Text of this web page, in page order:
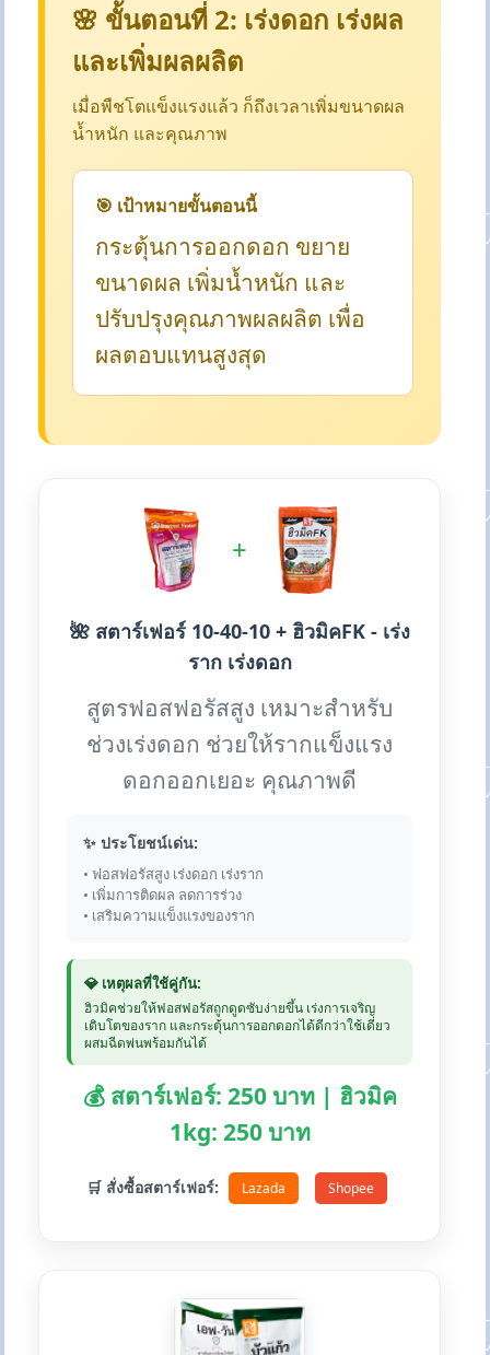
🌸 ขั้นตอนที่ 2: เร่งดอก เร่งผล
และเพิ่มผลผลิต
เมื่อพืชโตแข็งแรงแล้ว ก็ถึงเวลาเพิ่มขนาดผล
น้ำหนัก และคุณภาพ
🎯 เป้าหมายขั้นตอนนี้
กระตุ้นการออกดอก ขยาย
ขนาดผล เพิ่มน้ำหนัก และ
ปรับปรุงคุณภาพผลผลิต เพื่อ
ผลตอบแทนสูงสุด
+
🌺 สตาร์เฟอร์ 10-40-10 + ฮิวมิคFK - เร่ง
ราก เร่งดอก
สูตรฟอสฟอรัสสูง เหมาะสำหรับ
ช่วงเร่งดอก ช่วยให้รากแข็งแรง
ดอกออกเยอะ คุณภาพดี
✨ ประโยชน์เด่น:
• ฟอสฟอรัสสูง เร่งดอก เร่งราก
• เพิ่มการติดผล ลดการร่วง
• เสริมความแข็งแรงของราก
💎 เหตุผลที่ใช้คู่กัน:
ฮิวมิคช่วยให้ฟอสฟอรัสถูกดูดซับง่ายขึ้น เร่งการเจริญ
เติบโตของราก และกระตุ้นการออกดอกได้ดีกว่าใช้เดี่ยว
ผสมฉีดพ่นพร้อมกันได้
💰 สตาร์เฟอร์: 250 บาท | ฮิวมิค
1kg: 250 บาท
🛒 สั่งซื้อสตาร์เฟอร์: Lazada Shopee